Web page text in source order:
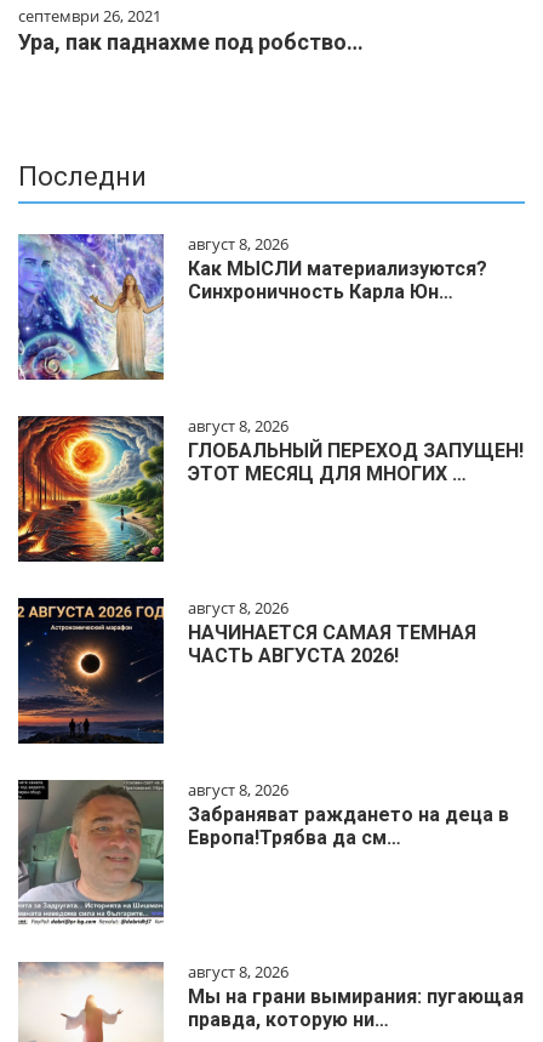
септември 26, 2021
Ура, пак паднахме под робство…
Последни
август 8, 2026
Как МЫСЛИ материализуются?
Синхроничность Карла Юн…
август 8, 2026
ГЛОБАЛЬНЫЙ ПЕРЕХОД ЗАПУЩЕН!
ЭТОТ МЕСЯЦ ДЛЯ МНОГИХ …
август 8, 2026
НАЧИНАЕТСЯ САМАЯ ТЕМНАЯ
ЧАСТЬ АВГУСТА 2026!
август 8, 2026
Забраняват раждането на деца в
Европа!Трябва да см…
август 8, 2026
Мы на грани вымирания: пугающая
правда, которую ни…